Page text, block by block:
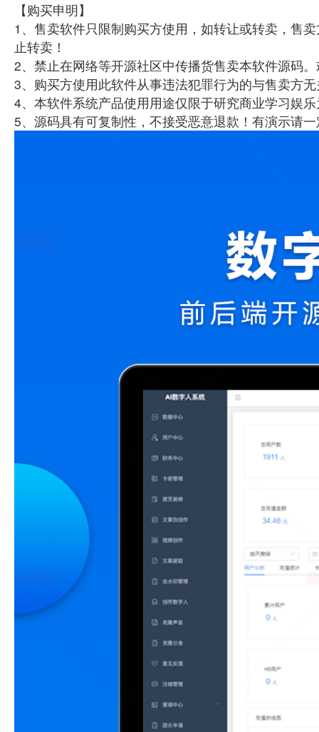
【购买申明】
1、售卖软件只限制购买方使用，如转让或转卖，售
止转卖！
2、禁止在网络等开源社区中传播货售卖本软件源码
3、购买方使用此软件从事违法犯罪行为的与售卖方
4、本软件系统产品使用用途仅限于研究商业学习娱
5、源码具有可复制性，不接受恶意退款！有演示请